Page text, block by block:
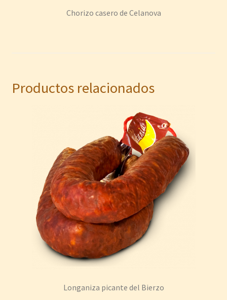
Chorizo casero de Celanova
Productos relacionados
Longaniza picante del Bierzo